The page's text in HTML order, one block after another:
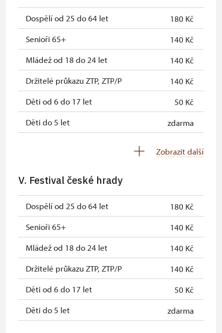
Průvodce organizované skupiny (1
osoba pro celou skupinu min. 15
osob)
zdarma
Karta zaměstnance s QR kódem MK
ČR *
zdarma
Průkaz ICOMOS *
zdarma
Celoroční volné vstupenky vydané
zdarma
Průkaz zaměstnance NPÚ (+ až 3
zdarma
* Platí pouze pro jednu osobu
(držitele průkazu)
Dospělí od 25 do 64 let
180 Kč
Senioři 65+
140 Kč
Mládež od 18 do 24 let
140 Kč
Držitelé průkazu ZTP, ZTP/P
140 Kč
Děti od 6 do 17 let
50 Kč
Děti do 5 let
zdarma
skupiny 1 osoba na 10 dětí)
Průvodce organizované skupiny (1
osoba pro celou skupinu min. 15
osob)
neposkytuje se
Karta zaměstnance s QR kódem MK
ČR *
neposkytuje se
Průkaz ICOMOS *
neposkytuje se
Celoroční volné vstupenky vydané neposkytuje se
Zobrazit další
V. Festival české hrady
Dospělí od 25 do 64 let
180 Kč
Senioři 65+
140 Kč
Mládež od 18 do 24 let
140 Kč
Držitelé průkazu ZTP, ZTP/P
140 Kč
Děti od 6 do 17 let
50 Kč
Děti do 5 let
zdarma